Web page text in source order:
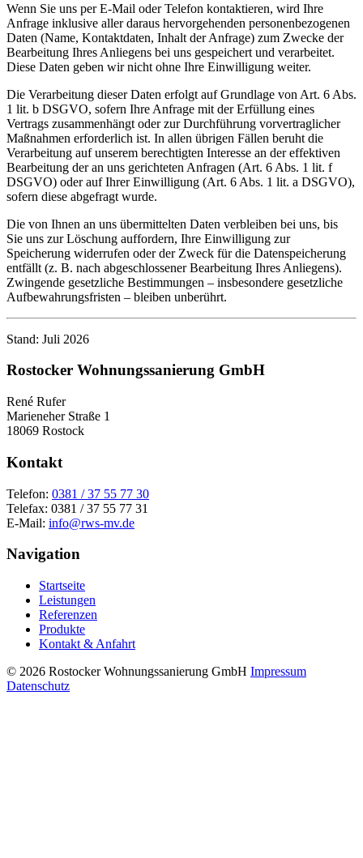
Wenn Sie uns per E-Mail oder Telefon kontaktieren, wird Ihre
Anfrage inklusive aller daraus hervorgehenden personenbezogenen
Daten (Name, Kontaktdaten, Inhalt der Anfrage) zum Zwecke der
Bearbeitung Ihres Anliegens bei uns gespeichert und verarbeitet.
Diese Daten geben wir nicht ohne Ihre Einwilligung weiter.
Die Verarbeitung dieser Daten erfolgt auf Grundlage von Art. 6 Abs.
1 lit. b DSGVO, sofern Ihre Anfrage mit der Erfüllung eines
Vertrags zusammenhängt oder zur Durchführung vorvertraglicher
Maßnahmen erforderlich ist. In allen übrigen Fällen beruht die
Verarbeitung auf unserem berechtigten Interesse an der effektiven
Bearbeitung der an uns gerichteten Anfragen (Art. 6 Abs. 1 lit. f
DSGVO) oder auf Ihrer Einwilligung (Art. 6 Abs. 1 lit. a DSGVO),
sofern diese abgefragt wurde.
Die von Ihnen an uns übermittelten Daten verbleiben bei uns, bis
Sie uns zur Löschung auffordern, Ihre Einwilligung zur
Speicherung widerrufen oder der Zweck für die Datenspeicherung
entfällt (z. B. nach abgeschlossener Bearbeitung Ihres Anliegens).
Zwingende gesetzliche Bestimmungen – insbesondere gesetzliche
Aufbewahrungsfristen – bleiben unberührt.
Stand: Juli 2026
Rostocker Wohnungssanierung GmbH
René Rufer
Marieneher Straße 1
18069 Rostock
Kontakt
Telefon: 0381 / 37 55 77 30
Telefax: 0381 / 37 55 77 31
E-Mail: info@rws-mv.de
Navigation
Startseite
Leistungen
Referenzen
Produkte
Kontakt & Anfahrt
© 2026 Rostocker Wohnungssanierung GmbH Impressum
Datenschutz